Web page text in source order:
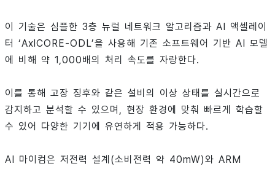
이 기술은 심플한 3층 뉴럴 네트워크 알고리즘과 AI 액셀레이
터 ‘AxlCORE-ODL’을 사용해 기존 소프트웨어 기반 AI 모델
에 비해 약 1,000배의 처리 속도를 자랑한다.
이를 통해 고장 징후와 같은 설비의 이상 상태를 실시간으로
감지하고 분석할 수 있으며, 현장 환경에 맞춰 빠르게 학습할
수 있어 다양한 기기에 유연하게 적용 가능하다.
AI 마이컴은 저전력 설계(소비전력 약 40mW)와 ARM